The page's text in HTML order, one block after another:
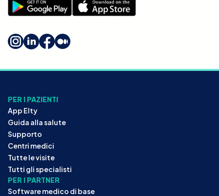
PER I PAZIENTI
App Elty
Guida alla salute
Supporto
Centri medici
Tutte le visite
Tutti gli specialisti
PER I PARTNER
Software medico di base